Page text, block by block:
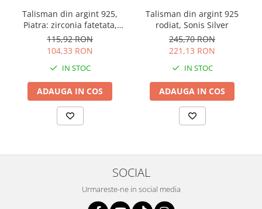
Talisman din argint 925,
Piatra: zirconia fatetata,
cubic zirconia si email,
Culoare: multicolor, Sonis
Silver
115,92 RON
104,33 RON
IN STOC
ADAUGA IN COS
Talisman din argint 925
rodiat, Sonis Silver
245,70 RON
221,13 RON
IN STOC
ADAUGA IN COS
SOCIAL
Urmareste-ne in social media